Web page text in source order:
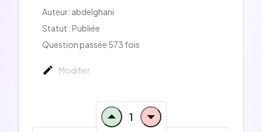
Auteur: abdelghani
Statut : Publiée
Question passée 573 fois
Modifier
1